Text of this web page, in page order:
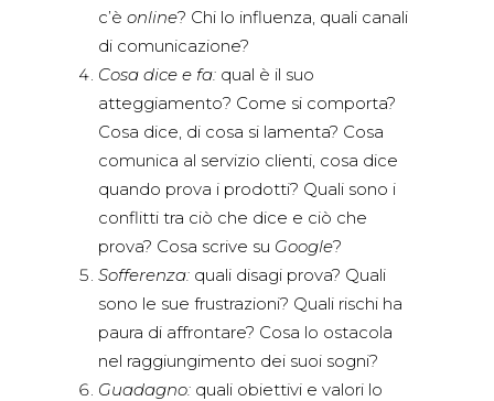
c’è online? Chi lo influenza, quali canali
di comunicazione?
Cosa dice e fa: qual è il suo
atteggiamento? Come si comporta?
Cosa dice, di cosa si lamenta? Cosa
comunica al servizio clienti, cosa dice
quando prova i prodotti? Quali sono i
conflitti tra ciò che dice e ciò che
prova? Cosa scrive su Google?
Sofferenza: quali disagi prova? Quali
sono le sue frustrazioni? Quali rischi ha
paura di affrontare? Cosa lo ostacola
nel raggiungimento dei suoi sogni?
Guadagno: quali obiettivi e valori lo